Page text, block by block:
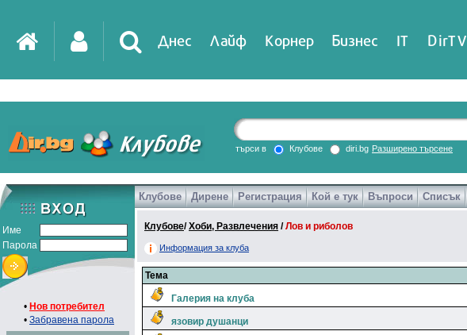
Днес Лайф Корнер Бизнес IT DirTV
търси в Клубове diri.bg Разширено търсене
Име
Парола
• Нов потребител
• Забравена парола
Клубове Дирене Регистрация Кой е тук Въпроси Списък
Клубове/Хоби, Развлечения /Лов и риболов
Информация за клуба
Тема
Галерия на клуба
язовир душанци